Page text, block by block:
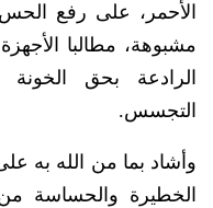
الأحمر، على رفع
مشبوهة، مطالبا
الرادعة بحق الخونة
التجسس.
وأشاد بما من الله به
الخطيرة والحساسة